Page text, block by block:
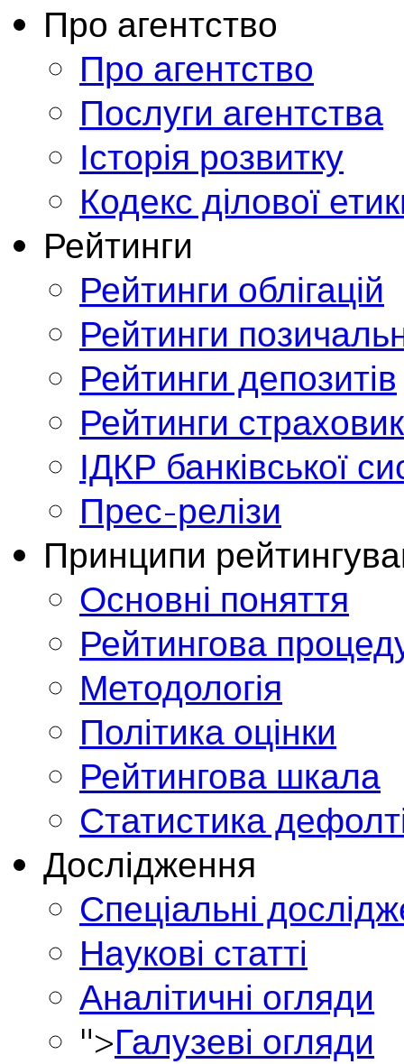
Про агентство
Про агентство
Послуги агентства
Історія розвитку
Кодекс ділової
Рейтинги
Рейтинги облігацій
Рейтинги
Рейтинги депозитів
Рейтинги
ІДКР банківської
Прес-релізи
Принципи
Основні поняття
Рейтингова
Методологія
Політика оцінки
Рейтингова шкала
Статистика
Дослідження
Спеціальні
Наукові статті
Аналітичні огляди
">Галузеві огляди